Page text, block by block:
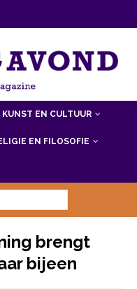
KUNST EN CULTUUR
EN FILOSOFIE
brengt
bijeen